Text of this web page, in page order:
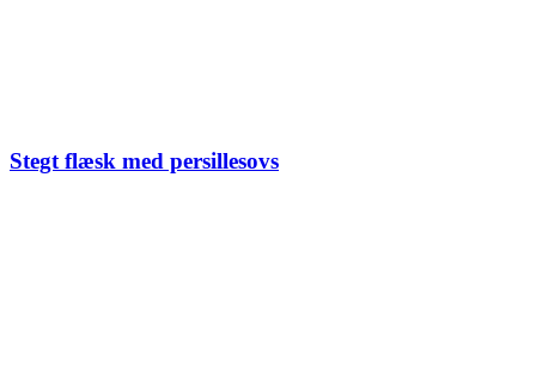
Stegt flæsk med persillesovs